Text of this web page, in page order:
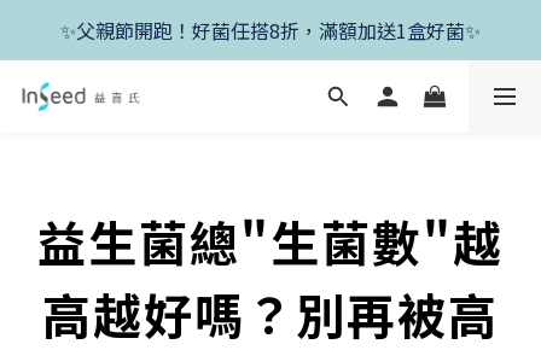
✨新朋友首單現折400+送1盒益生菌，滿額再享免運✨
✨父親節開跑！好菌任搭8折，滿額加送1盒好菌✨
✨新朋友首單現折400+送1盒益生菌，滿額再享免運✨
益生菌總"生菌數"越
高越好嗎？別再被高